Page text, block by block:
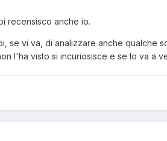
recensisco anche io.
se vi va, di analizzare anche qualche
l'ha visto si incuriosisce e se lo va a